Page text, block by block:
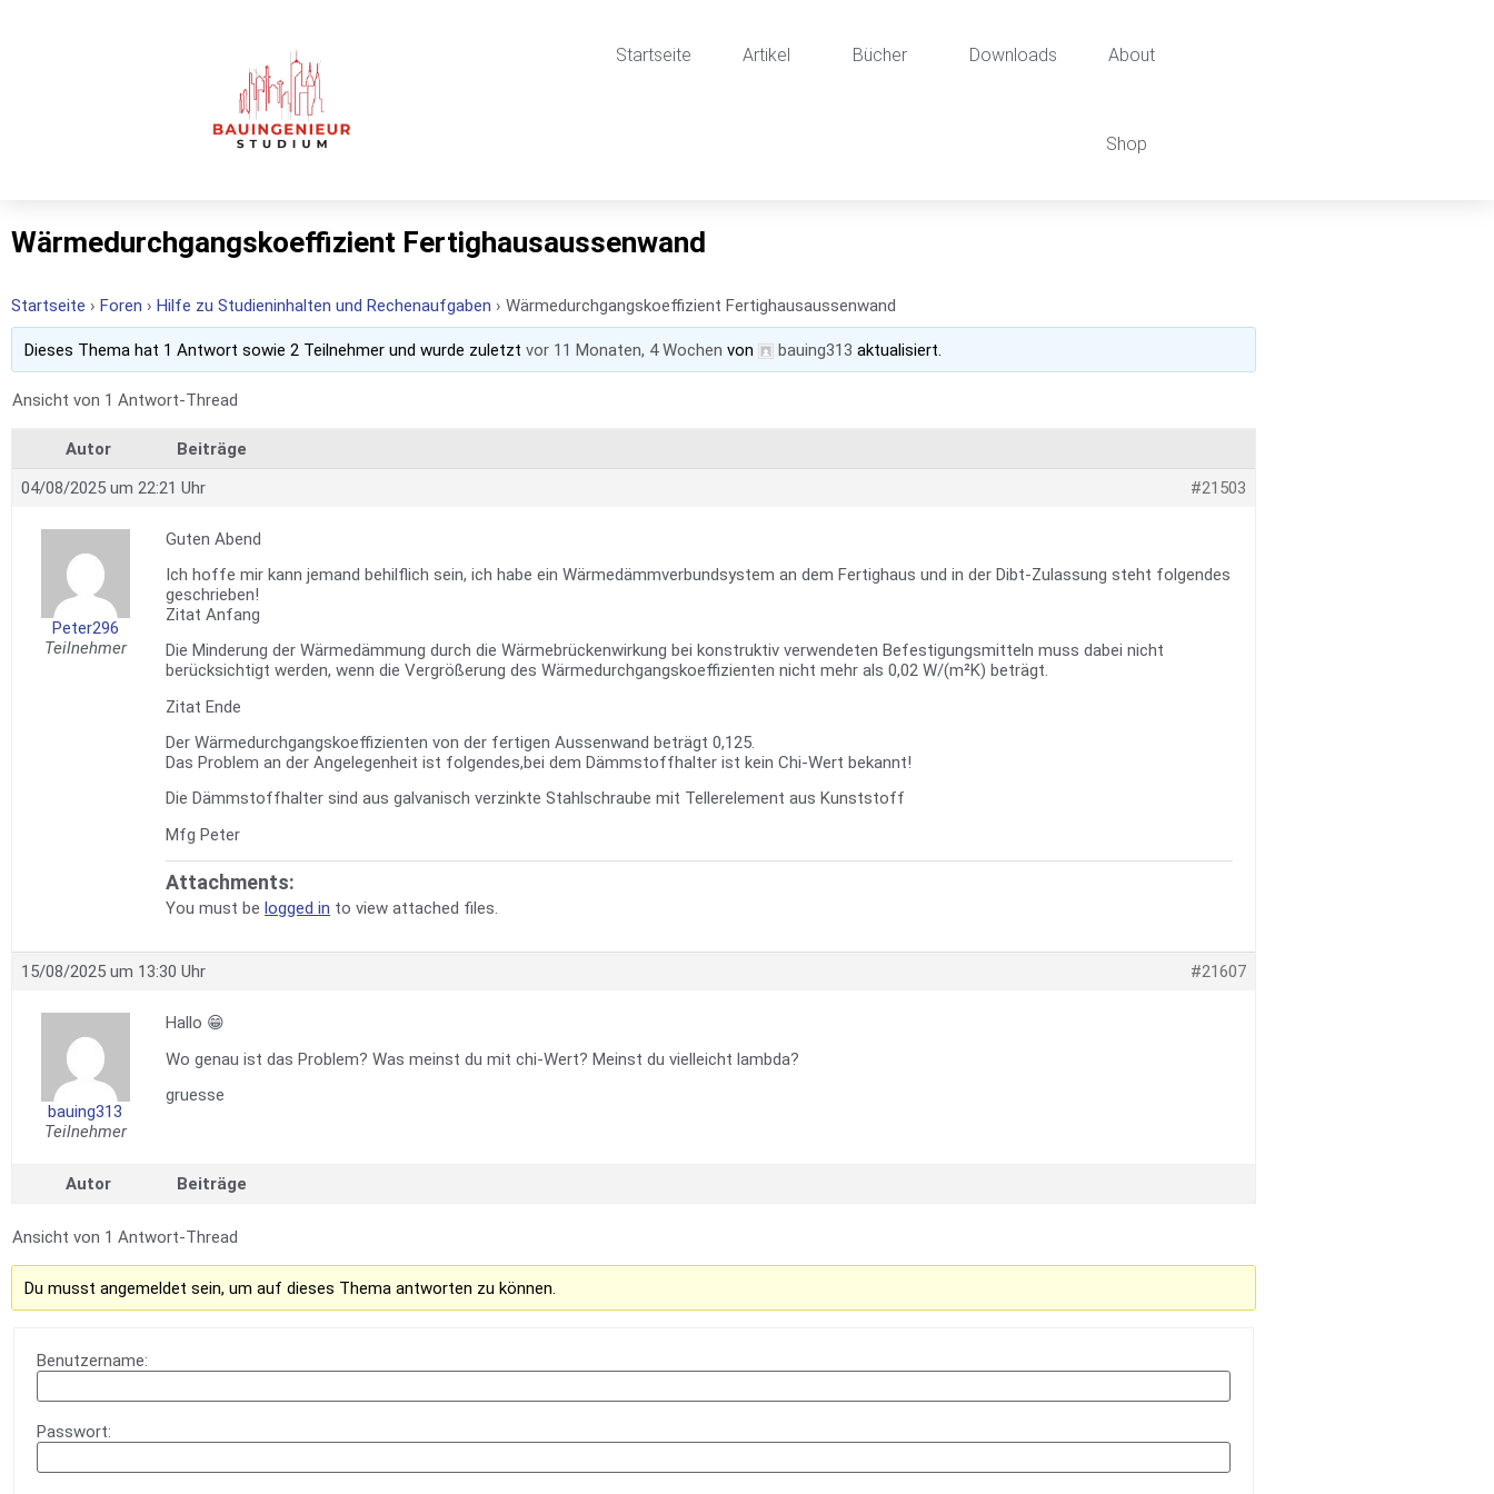
Startseite Artikel Bücher Downloads About
Shop
Wärmedurchgangskoeffizient Fertighausaussenwand
Startseite › Foren › Hilfe zu Studieninhalten und Rechenaufgaben › Wärmedurchgangskoeffizient Fertighausaussenwand
Dieses Thema hat 1 Antwort sowie 2 Teilnehmer und wurde zuletzt vor 11 Monaten, 4 Wochen von bauing313 aktualisiert.
Ansicht von 1 Antwort-Thread
Autor
Beiträge
04/08/2025 um 22:21 Uhr
#21503
Peter296
Teilnehmer
Guten Abend
Ich hoffe mir kann jemand behilflich sein, ich habe ein Wärmedämmverbundsystem an dem Fertighaus und in der Dibt-Zulassung steht folgendes
geschrieben!
Zitat Anfang
Die Minderung der Wärmedämmung durch die Wärmebrückenwirkung bei konstruktiv verwendeten Befestigungsmitteln muss dabei nicht
berücksichtigt werden, wenn die Vergrößerung des Wärmedurchgangskoeffizienten nicht mehr als 0,02 W/(m²K) beträgt.
Zitat Ende
Der Wärmedurchgangskoeffizienten von der fertigen Aussenwand beträgt 0,125.
Das Problem an der Angelegenheit ist folgendes,bei dem Dämmstoffhalter ist kein Chi-Wert bekannt!
Die Dämmstoffhalter sind aus galvanisch verzinkte Stahlschraube mit Tellerelement aus Kunststoff
Mfg Peter
Attachments:
You must be logged in to view attached files.
15/08/2025 um 13:30 Uhr #21607
bauing313
Teilnehmer
Hallo 😁
Wo genau ist das Problem? Was meinst du mit chi-Wert? Meinst du vielleicht lambda?
gruesse
Autor Beiträge
Ansicht von 1 Antwort-Thread
Du musst angemeldet sein, um auf dieses Thema antworten zu können.
Benutzername:
Passwort: